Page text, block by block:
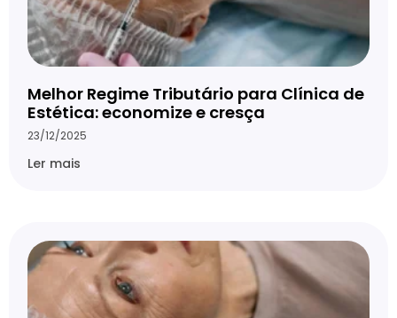
Melhor Regime Tributário para Clínica de
Estética: economize e cresça
23/12/2025
Ler mais